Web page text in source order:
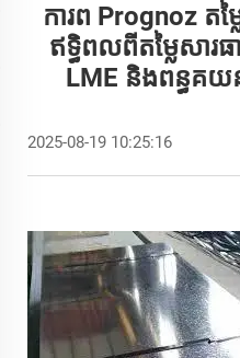
ការព Prognoz តម្
ឥទ្ធិពលពីតម្លៃសារ
LME និងពន្ធគ
2025-08-19 10:25:16